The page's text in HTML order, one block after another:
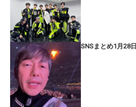
SNSまとめ1月28日